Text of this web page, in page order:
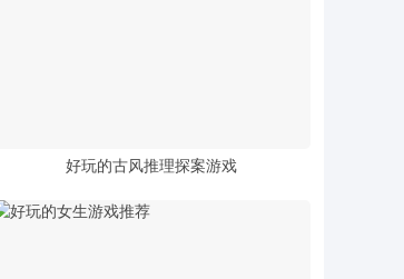
好玩的古风推理探案游戏